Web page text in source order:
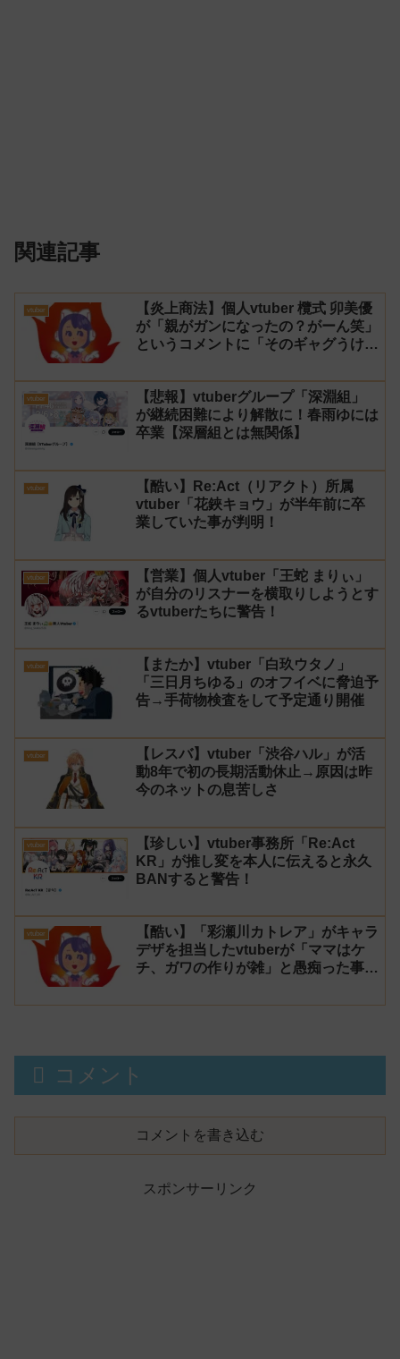
関連記事
vtuber
【炎上商法】個人vtuber 欖式 卯美優
が「親がガンになったの？がーん笑」
というコメントに「そのギャグうけ
はオススメしないと投稿し叩かれる
vtuber
【悲報】vtuberグループ「深淵組」
が継続困難により解散に！春雨ゆには
卒業【深層組とは無関係】
vtuber
【酷い】Re:Act（リアクト）所属
vtuber「花鋏キョウ」が半年前に卒
業していた事が判明！
vtuber
【営業】個人vtuber「王蛇 まりぃ」
が自分のリスナーを横取りしようとす
るvtuberたちに警告！
vtuber
【またか】vtuber「白玖ウタノ」
「三日月ちゆる」のオフイベに脅迫予
告→手荷物検査をして予定通り開催
vtuber
【レスバ】vtuber「渋谷ハル」が活
動8年で初の長期活動休止→原因は昨
今のネットの息苦しさ
vtuber
【珍しい】vtuber事務所「Re:Act
KR」が推し変を本人に伝えると永久
BANすると警告！
vtuber
【酷い】「彩瀬川カトレア」がキャラ
デザを担当したvtuberが「ママはケ
チ、ガワの作りが雑」と愚痴った事が
コメント
コメントを書き込む
スポンサーリンク